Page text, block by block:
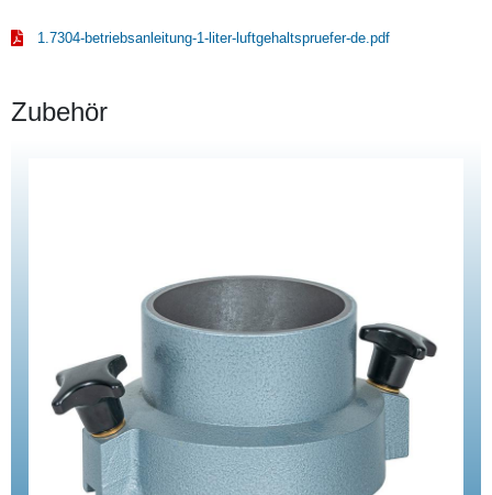
1.7304-betriebsanleitung-1-liter-luftgehaltspruefer-de.pdf
Zubehör